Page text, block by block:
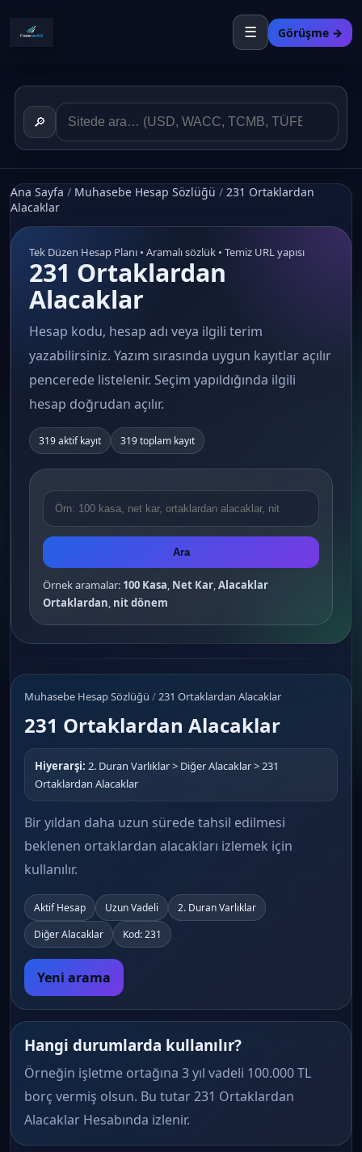
☰ Görüşme →
🔎
Ana Sayfa / Muhasebe Hesap Sözlüğü / 231 Ortaklardan
Alacaklar
Tek Düzen Hesap Planı • Aramalı sözlük • Temiz URL yapısı
231 Ortaklardan
Alacaklar
Hesap kodu, hesap adı veya ilgili terim
yazabilirsiniz. Yazım sırasında uygun kayıtlar açılır
pencerede listelenir. Seçim yapıldığında ilgili
hesap doğrudan açılır.
319 aktif kayıt 319 toplam kayıt
Ara
Örnek aramalar: 100 Kasa, Net Kar,Alacaklar
Ortaklardan, nit dönem
Muhasebe Hesap Sözlüğü /231 Ortaklardan Alacaklar
231 Ortaklardan Alacaklar
Hiyerarşi: 2. Duran Varlıklar > Diğer Alacaklar > 231
Ortaklardan Alacaklar
Bir yıldan daha uzun sürede tahsil edilmesi
beklenen ortaklardan alacakları izlemek için
kullanılır.
Aktif Hesap Uzun Vadeli
2. Duran Varlıklar
Diğer Alacaklar
Kod: 231
Yeni arama
Hangi durumlarda kullanılır?
Örneğin işletme ortağına 3 yıl vadeli 100.000 TL
borç vermiş olsun. Bu tutar 231 Ortaklardan
Alacaklar Hesabında izlenir.